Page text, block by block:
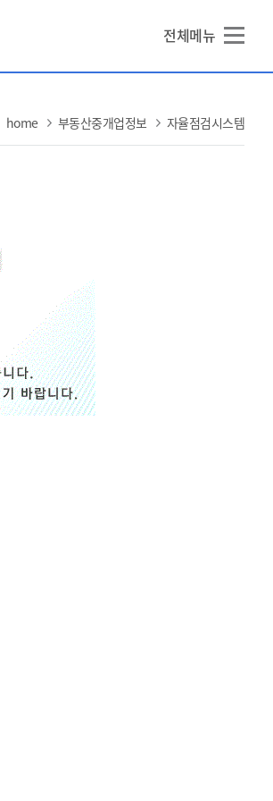
전체메뉴
home 부동산중개업정보 자율점검시스템